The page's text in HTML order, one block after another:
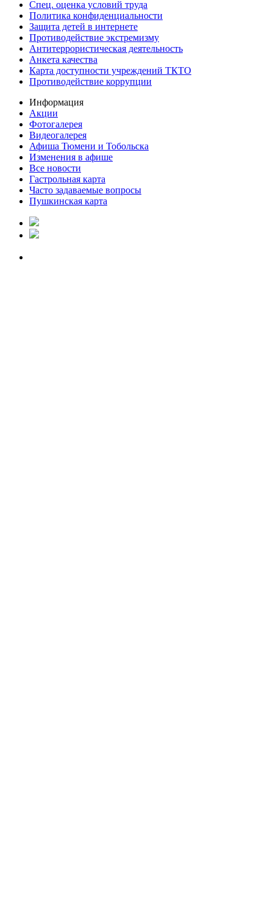
Спец. оценка условий труда
Политика конфиденциальности
Защита детей в интернете
Противодействие экстремизму
Антитеррористическая деятельность
Анкета качества
Карта доступности учреждений ТКТО
Противодействие коррупции
Информация
Акции
Фотогалерея
Видеогалерея
Афиша Тюмени и Тобольска
Изменения в афише
Все новости
Гастрольная карта
Часто задаваемые вопросы
Пушкинская карта